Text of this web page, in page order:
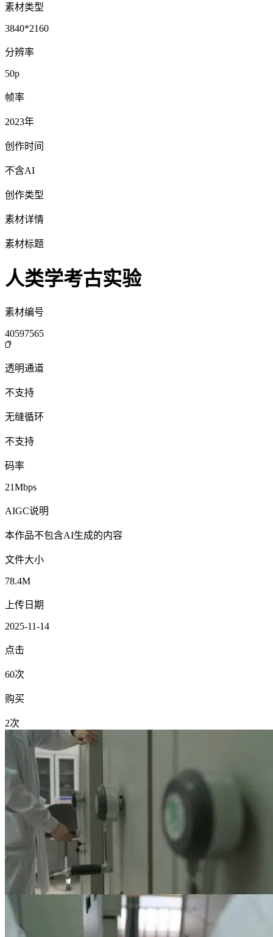
素材类型
3840*2160
分辨率
50p
帧率
2023年
创作时间
不含AI
创作类型
素材详情
素材标题
人类学考古实验
素材编号
40597565
透明通道
不支持
无缝循环
不支持
码率
21Mbps
AIGC说明
本作品不包含AI生成的内容
文件大小
78.4M
上传日期
2025-11-14
点击
60次
购买
2次